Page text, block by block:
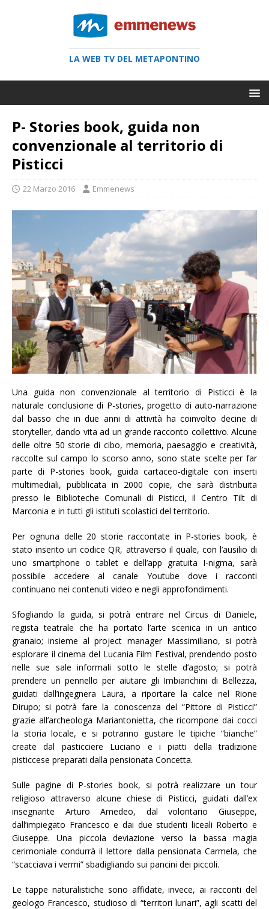
LA WEB TV DEL METAPONTINO
P- Stories book, guida non
convenzionale al territorio di
Pisticci
22 Marzo 2016 Emmenews
Una guida non convenzionale al territorio di Pisticci è la
naturale conclusione di P-stories, progetto di auto-narrazione
dal basso che in due anni di attività ha coinvolto decine di
storyteller, dando vita ad un grande racconto collettivo. Alcune
delle oltre 50 storie di cibo, memoria, paesaggio e creatività,
raccolte sul campo lo scorso anno, sono state scelte per far
parte di P-stories book, guida cartaceo-digitale con inserti
multimediali, pubblicata in 2000 copie, che sarà distribuita
presso le Biblioteche Comunali di Pisticci, il Centro Tilt di
Marconia e in tutti gli istituti scolastici del territorio.
Per ognuna delle 20 storie raccontate in P-stories book, è
stato inserito un codice QR, attraverso il quale, con l’ausilio di
uno smartphone o tablet e dell’app gratuita I-nigma, sarà
possibile accedere al canale Youtube dove i racconti
continuano nei contenuti video e negli approfondimenti.
Sfogliando la guida, si potrà entrare nel Circus di Daniele,
regista teatrale che ha portato l’arte scenica in un antico
granaio; insieme al project manager Massimiliano, si potrà
esplorare il cinema del Lucania Film Festival, prendendo posto
nelle sue sale informali sotto le stelle d’agosto; si potrà
prendere un pennello per aiutare gli Imbianchini di Bellezza,
guidati dall’ingegnera Laura, a riportare la calce nel Rione
Dirupo; si potrà fare la conoscenza del “Pittore di Pisticci”
grazie all’archeologa Mariantonietta, che ricompone dai cocci
la storia locale, e si potranno gustare le tipiche “bianche”
create dal pasticciere Luciano e i piatti della tradizione
pisticcese preparati dalla pensionata Concetta.
Sulle pagine di P-stories book, si potrà realizzare un tour
religioso attraverso alcune chiese di Pisticci, guidati dall’ex
insegnante Arturo Amedeo, dal volontario Giuseppe,
dall’impiegato Francesco e dai due studenti liceali Roberto e
Giuseppe. Una piccola deviazione verso la bassa magia
cerimoniale condurrà il lettore dalla pensionata Carmela, che
“scacciava i vermi” sbadigliando sui pancini dei piccoli.
Le tappe naturalistiche sono affidate, invece, ai racconti del
geologo Francesco, studioso di “territori lunari”, agli scatti del